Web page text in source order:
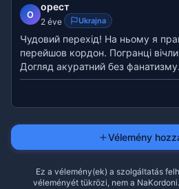
О
орест
2 éve Ukrajna
Чудовий перехід! На ньому я
перейшов кордон. Погранці
Догляд акуратний без
Vélemény
Ez a vélemény(ek) a szolgáltatás
véleményét tükrözi, nem a